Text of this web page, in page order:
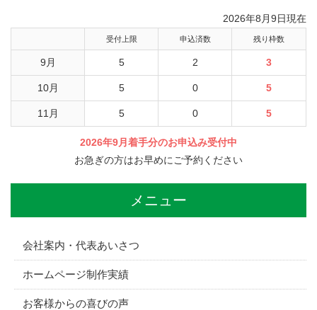
2026年8月9日現在
受付上限 申込済数 残り枠数
9月 5 2 3
10月 5 0 5
11月 5 0 5
2026年9月着手分のお申込み受付中
お急ぎの方はお早めにご予約ください
メニュー
会社案内・代表あいさつ
ホームページ制作実績
お客様からの喜びの声